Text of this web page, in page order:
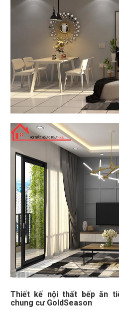
Thiết kế nội thất bếp ăn
chung cư GoldSeason